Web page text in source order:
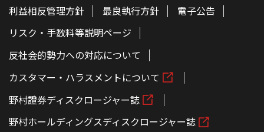
利益相反管理方針
最良執行方針
電子公告
リスク・手数料等説明ページ
反社会的勢力への対応について
カスタマー・ハラスメントについて
野村證券ディスクロージャー誌
野村ホールディングスディスクロージャー誌